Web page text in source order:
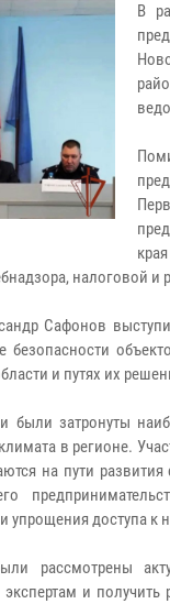
В
налоговой и
Сафонов
безопасности
и путях их
были затронуты
в регионе.
на пути
упрощения доступа к
рассмотрены
и